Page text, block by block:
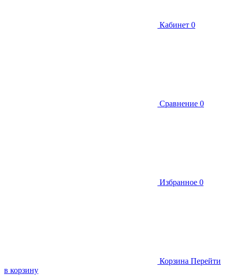
Кабинет 0
Сравнение 0
Избранное 0
Корзина Перейти
в корзину